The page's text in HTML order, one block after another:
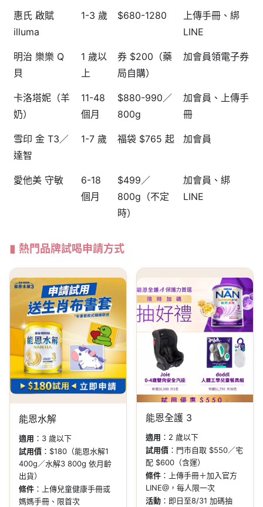
惠氏 啟賦
illuma
1-3 歲 $680-1280
上傳手冊、綁
LINE
明治 樂樂 Q
貝
1 歲以
上
券 $200（藥
局自購）
加會員領電子券
卡洛塔妮（羊
奶）
11-48
個月
$880-990／
800g
加會員、上傳手
冊
雪印 金 T3／
達智
1-7 歲 福袋 $765 起 加會員
愛他美 守敏
6-18
個月
$499／
800g（不定
時）
加會員、綁
LINE
熱門品牌試喝申請方式
能恩水解
適用 ：3 歲以下
試用價 ：$180（能恩水解1
400g／水解3 800g 依月齡
出貨）
條件 ：上傳兒童健康手冊或
媽媽手冊、限首次
能恩全護 3
適用 ：2 歲以下
試用價 ：門市自取 $550／宅
配 $600（含運）
條件 ：上傳手冊＋加入官方
LINE@，每人限一次
活動 ：即日至8/31 加碼抽